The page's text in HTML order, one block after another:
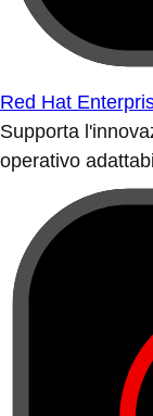
Red Hat
Supporta
operativo